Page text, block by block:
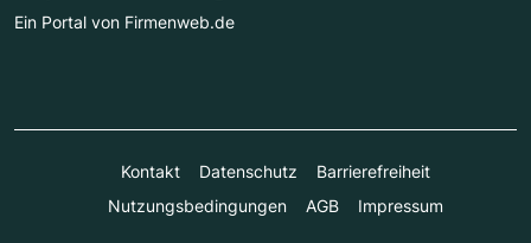
Ein Portal von Firmenweb.de
Kontakt Datenschutz
Barrierefreiheit
Nutzungsbedingungen
AGB Impressum